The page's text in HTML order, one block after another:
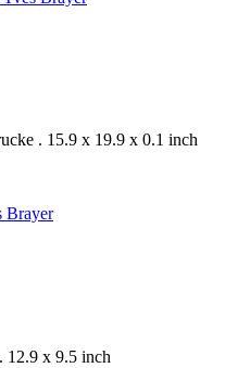
. 15.9 x 19.9 x 0.1 inch
12.9 x 9.5 inch